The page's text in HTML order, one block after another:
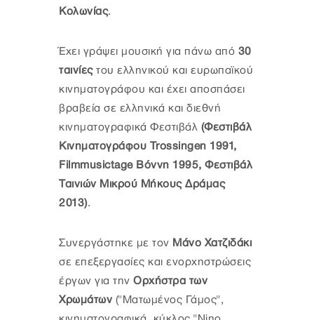
Κολωνίας.
Έχει γράψει μουσική για πάνω από 30
ταινίεςτου ελληνικού και ευρωπαϊκού
κινηματογράφου και έχει αποσπάσει
βραβεία σε ελληνικά και διεθνή
κινηματογραφικά Φεστιβάλ (Φεστιβάλ
Κινηματογράφου Trossingen 1991,
Filmmusictage Βόννη 1995, Φεστιβάλ
Ταινιών Μικρού Μήκους Δράμας
2013).
Συνεργάστηκε με τον Mάνο Xατζιδάκι
σε επεξεργασίες και ενορχηστρώσεις
έργων για την Ορχήστρα των
Χρωμάτων ("Mατωμένος Γάμος",